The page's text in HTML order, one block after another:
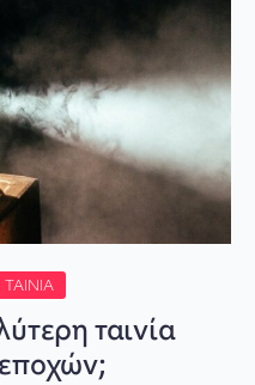
ΤΑΙΝΊΑ
ταινία